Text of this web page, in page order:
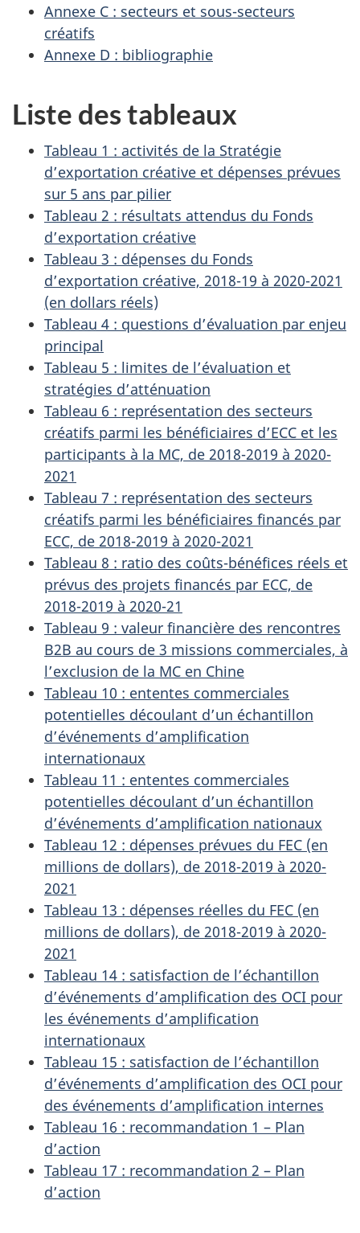
Annexe C : secteurs et sous-secteurs
créatifs
Annexe D : bibliographie
Liste des tableaux
Tableau 1 : activités de la Stratégie
d’exportation créative et dépenses prévues
sur 5 ans par pilier
Tableau 2 : résultats attendus du Fonds
d’exportation créative
Tableau 3 : dépenses du Fonds
d’exportation créative, 2018-19 à 2020-2021
(en dollars réels)
Tableau 4 : questions d’évaluation par enjeu
principal
Tableau 5 : limites de l’évaluation et
stratégies d’atténuation
Tableau 6 : représentation des secteurs
créatifs parmi les bénéficiaires d’ECC et les
participants à la MC, de 2018-2019 à 2020-
2021
Tableau 7 : représentation des secteurs
créatifs parmi les bénéficiaires financés par
ECC, de 2018-2019 à 2020-2021
Tableau 8 : ratio des coûts-bénéfices réels et
prévus des projets financés par ECC, de
2018-2019 à 2020-21
Tableau 9 : valeur financière des rencontres
B2B au cours de 3 missions commerciales, à
l’exclusion de la MC en Chine
Tableau 10 : ententes commerciales
potentielles découlant d’un échantillon
d’événements d’amplification
internationaux
Tableau 11 : ententes commerciales
potentielles découlant d’un échantillon
d’événements d’amplification nationaux
Tableau 12 : dépenses prévues du FEC (en
millions de dollars), de 2018-2019 à 2020-
2021
Tableau 13 : dépenses réelles du FEC (en
millions de dollars), de 2018-2019 à 2020-
2021
Tableau 14 : satisfaction de l’échantillon
d’événements d’amplification des OCI pour
les événements d’amplification
internationaux
Tableau 15 : satisfaction de l’échantillon
d’événements d’amplification des OCI pour
des événements d’amplification internes
Tableau 16 : recommandation 1 – Plan
d’action
Tableau 17 : recommandation 2 – Plan
d’action